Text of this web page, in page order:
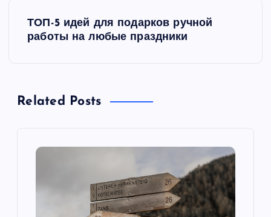
а
ТОП-5 идей для подарков ручной
работы на любые праздники
Related Posts